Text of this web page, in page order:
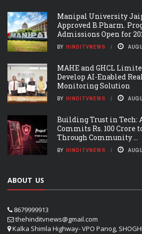
Manipal University
Approved B.Pharm.
Admissions Open for
BY HINDITVNEWS
MAHE and GHCL
Develop AI-Enabled
Monitoring Solution
BY HINDITVNEWS
Building Trust in Tech:
Commits Rs. 100 Crore
Through Community ...
BY HINDITVNEWS
ABOUT US
8679999913
thehinditvnews@gmail.com
Kalka Shimla Highway- VPO Panog,